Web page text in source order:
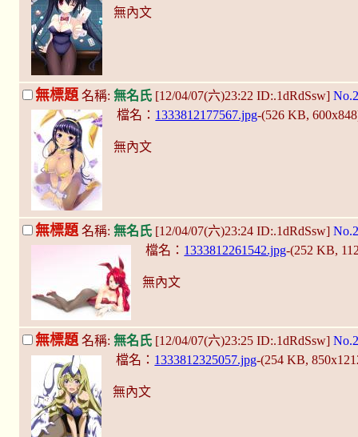
無內文
無標題 名稱: 無名氏 [12/04/07(六)23:22 ID:.1dRdSsw]
檔名： 1333812177567.jpg-(526 KB,
無內文
無標題 名稱: 無名氏 [12/04/07(六)23:24 ID:.1dRdSsw]
檔名： 1333812261542.jpg-(252 KB,
無內文
無標題 名稱: 無名氏 [12/04/07(六)23:25 ID:.1dRdSsw]
檔名： 1333812325057.jpg-(254 KB,
無內文